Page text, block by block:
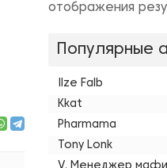
отображения
Популярные
Ilze Falb
Kkat
Pharmama
Tony Lonk